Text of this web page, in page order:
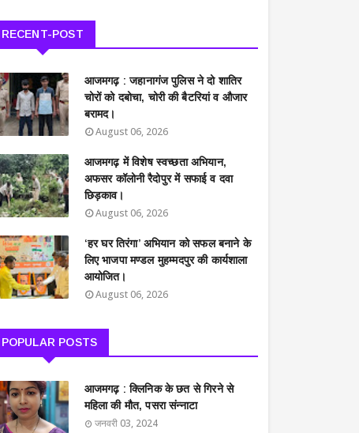
RECENT-POST
आजमगढ़ : जहानागंज पुलिस ने दो शातिर
चोरों को दबोचा, चोरी की बैटरियां व औजार
बरामद।
August 06, 2026
आजमगढ़ में विशेष स्वच्छता अभियान,
अफसर कॉलोनी रैदोपुर में सफाई व दवा
छिड़काव।
August 06, 2026
‘हर घर तिरंगा’ अभियान को सफल बनाने के
लिए भाजपा मण्डल मुहम्मदपुर की कार्यशाला
आयोजित।
August 06, 2026
POPULAR POSTS
आजमगढ़ : क्लिनिक के छत से गिरने से
महिला की मौत, पसरा संन्नाटा
जनवरी 03, 2024